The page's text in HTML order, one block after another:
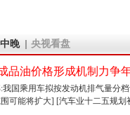
晚 央视看盘
品油价格形成机制力争
我国乘用车拟按发动机排气量分
可能将扩大] [汽车业十二五规划